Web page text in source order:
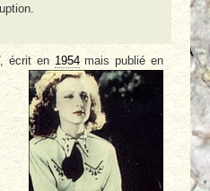
, écrit en 1954mais publié en